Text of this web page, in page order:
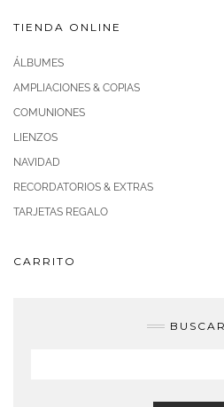
TIENDA ONLINE
ÁLBUMES
AMPLIACIONES & COPIAS
COMUNIONES
LIENZOS
NAVIDAD
RECORDATORIOS & EXTRAS
TARJETAS REGALO
CARRITO
BUSCAR